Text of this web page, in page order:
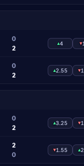
0
2
▴4 ▾
0
2
▴2.55 ▾
0
2
▴3.25 ▾
2
0
▾1.55 ▴